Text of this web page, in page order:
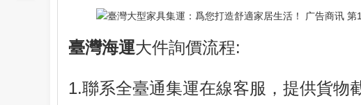
臺灣海運大件詢價流程:
1.聯系全臺通集運在線客服，提供貨物